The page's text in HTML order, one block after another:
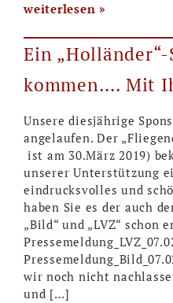
weiterlesen
Ein
kommen…. Mit
Unsere diesjährige
angelaufen. Der
ist am 30.März 2019)
unserer Unterstützung
eindrucksvolles und
haben Sie es der auch
„Bild“ und „LVZ“ schon
wir noch nicht
und […]